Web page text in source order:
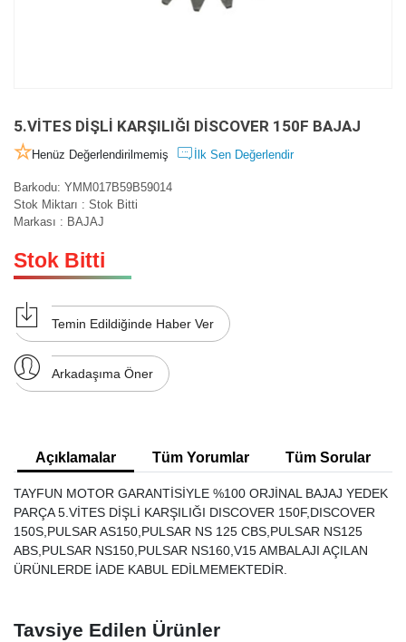
5.VİTES DİŞLİ KARŞILIĞI DİSCOVER 150F BAJAJ
Henüz Değerlendirilmemiş İlk Sen Değerlendir
Barkodu: YMM017B59B59014
Stok Miktarı : Stok Bitti
Markası : BAJAJ
Stok Bitti
Temin Edildiğinde Haber Ver
Arkadaşıma Öner
Açıklamalar Tüm Yorumlar Tüm Sorular
TAYFUN MOTOR GARANTİSİYLE %100 ORJİNAL BAJAJ YEDEK
PARÇA 5.VİTES DİŞLİ KARŞILIĞI DISCOVER 150F,DISCOVER
150S,PULSAR AS150,PULSAR NS 125 CBS,PULSAR NS125
ABS,PULSAR NS150,PULSAR NS160,V15 AMBALAJI AÇILAN
ÜRÜNLERDE İADE KABUL EDİLMEMEKTEDİR.
Tavsiye Edilen Ürünler